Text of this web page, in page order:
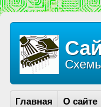
Главная О сайте